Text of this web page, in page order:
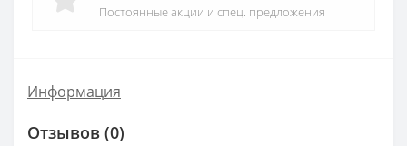
Постоянные акции и спец. предложения
Информация
Отзывов (0)